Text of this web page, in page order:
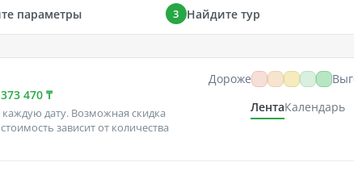
параметры 3 Найдите тур
373 470 ₸
дату. Возможная скидка
зависит от количества
Дороже
ЛентаКалендарь